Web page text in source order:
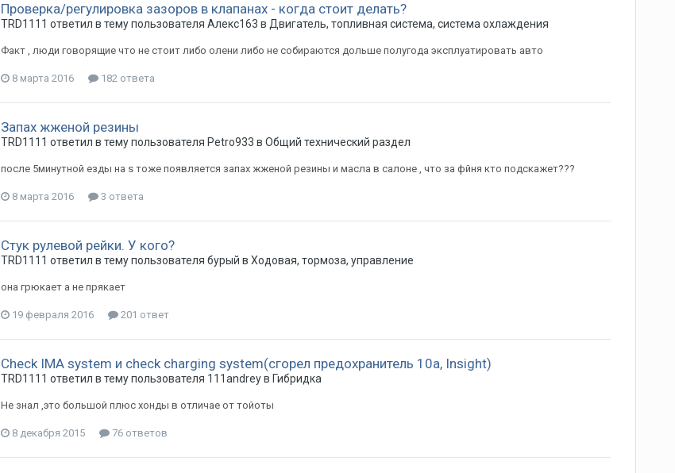
Проверка/регулировка зазоров в клапанах - когда стоит делать?
TRD1111 ответил в тему пользователя Алекс163 в Двигатель, топливная система, система охлаждения
Факт , люди говорящие что не стоит либо олени либо не собираются дольше полугода эксплуатировать авто
8 марта 2016 182 ответа
Запах жженой резины
TRD1111 ответил в тему пользователя Petro933 в Общий технический раздел
после 5минутной езды на s тоже появляется запах жженой резины и масла в салоне , что за фйня кто подскажет???
8 марта 2016 3 ответа
Стук рулевой рейки. У кого?
TRD1111 ответил в тему пользователя бурый в Ходовая, тормоза, управление
она грюкает а не прякает
19 февраля 2016 201 ответ
Cheсk IMA system и check charging system(сгорел предохранитель 10а, Insight)
TRD1111 ответил в тему пользователя 111andreyв Гибридка
Не знал ,это большой плюс хонды в отличае от тойоты
8 декабря 2015 76 ответов